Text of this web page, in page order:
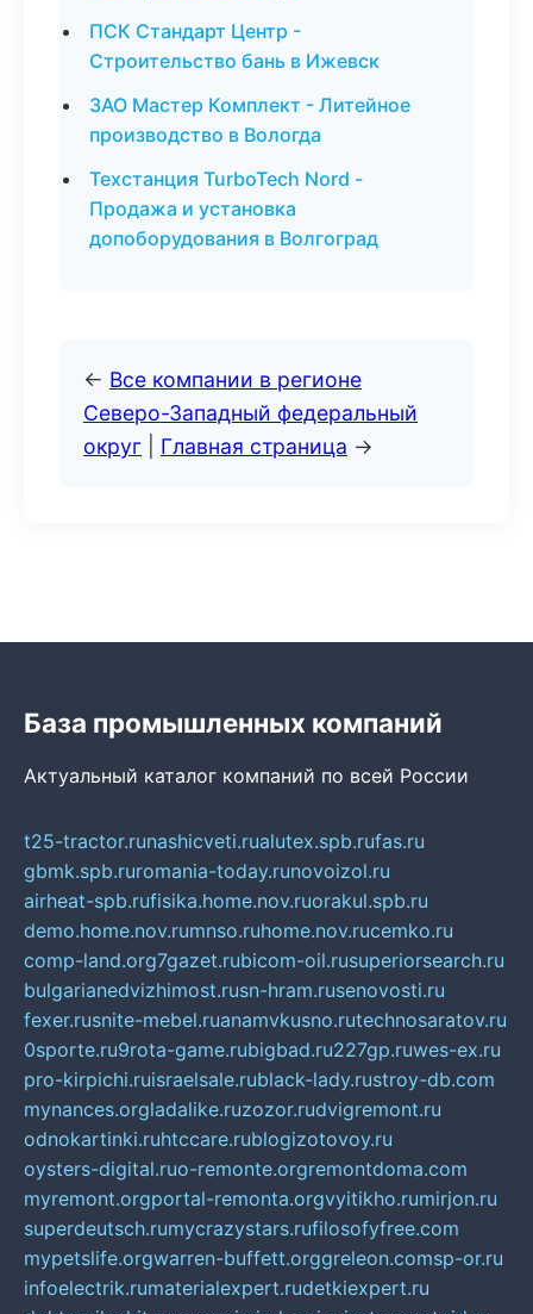
ПСК Стандарт Центр -
Строительство бань в Ижевск
ЗАО Мастер Комплект - Литейное
производство в Вологда
Техстанция TurboTech Nord -
Продажа и установка
допоборудования в Волгоград
← Все компании в регионе
Северо-Западный федеральный
округ
Главная страница →
База промышленных компаний
Актуальный каталог компаний по всей России
t25-tractor.runashicveti.rualutex.spb.rufas.ru
gbmk.spb.ruromania-today.runovoizol.ru
airheat-spb.rufisika.home.nov.ruorakul.spb.ru
demo.home.nov.rumnso.ruhome.nov.rucemko.ru
comp-land.org7gazet.rubicom-oil.rusuperiorsearch.ru
bulgarianedvizhimost.rusn-hram.rusenovosti.ru
fexer.rusnite-mebel.ruanamvkusno.rutechnosaratov.ru
0sporte.ru9rota-game.rubigbad.ru227gp.ruwes-ex.ru
pro-kirpichi.ruisraelsale.rublack-lady.rustroy-db.com
mynances.orgladalike.ruzozor.rudvigremont.ru
odnokartinki.ruhtccare.rublogizotovoy.ru
oysters-digital.ruo-remonte.orgremontdoma.com
myremont.orgportal-remonta.orgvyitikho.rumirjon.ru
superdeutsch.rumycrazystars.rufilosofyfree.com
mypetslife.orgwarren-buffett.orggreleon.comsp-or.ru
infoelectrik.rumaterialexpert.rudetkiexpert.ru